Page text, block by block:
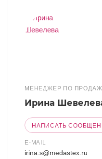
МЕНЕДЖЕР ПО
Ирина
НАПИСАТЬ
E-MAIL
irina.s@medastex.ru